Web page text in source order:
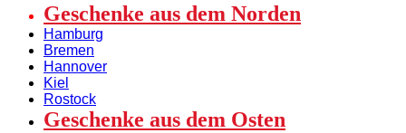
Geschenke aus dem Norden
Hamburg
Bremen
Hannover
Kiel
Rostock
Geschenke aus dem Osten